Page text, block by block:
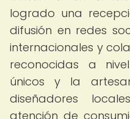
logrado una
difusión en redes
internacionales y
reconocidas a
únicos y la
diseñadores
atención de